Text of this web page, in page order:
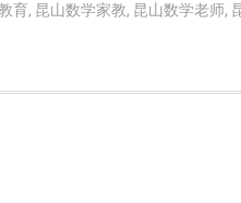
育, 昆山数学家教, 昆山数学老师,